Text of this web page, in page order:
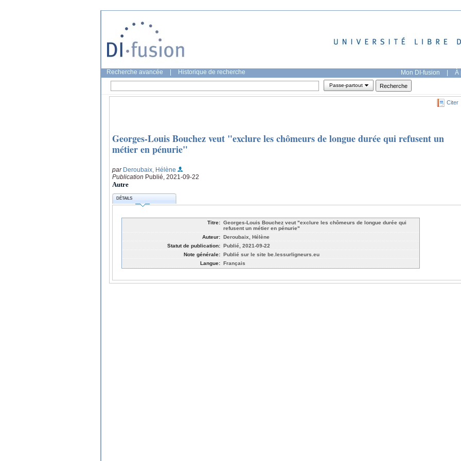
Recherche avancée Historique de recherche Mon DI-fusion | À
Passe-partout
Citer
Georges-Louis Bouchez veut "exclure les chômeurs de longue durée qui refusent un
métier en pénurie"
par Deroubaix, Hélène
Publication Publié, 2021-09-22
Autre
DÉTAILS
Titre: Georges-Louis Bouchez veut "exclure les chômeurs de longue durée qui
refusent un métier en pénurie"
Auteur: Deroubaix, Hélène
Statut de publication: Publié, 2021-09-22
Note générale: Publié sur le site be.lessurligneurs.eu
Langue: Français